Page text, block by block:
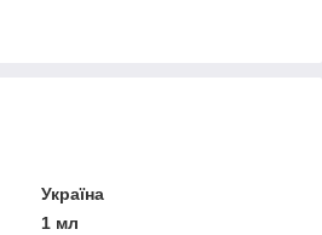
Україна
1 мл